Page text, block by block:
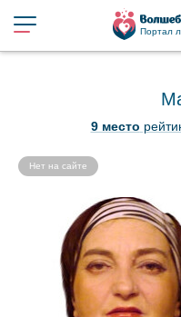
Портал
Нет на сайте
9 место